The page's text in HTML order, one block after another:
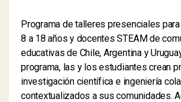
Programa de talleres presenciales
8 a 18 años y docentes STEAM de
educativas de Chile, Argentina y
programa, las y los estudiantes crean
investigación científica e ingeniería
contextualizados a sus comunidades.